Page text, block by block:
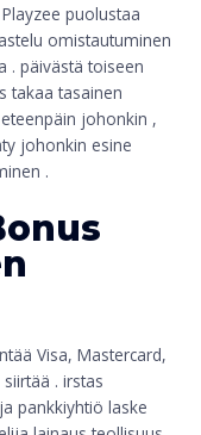
puolustaa
omistautuminen
. päivästä toiseen
takaa tasainen
johonkin ,
johonkin esine
.
Visa, Mastercard,
. irstas
pankkiyhtiö laske